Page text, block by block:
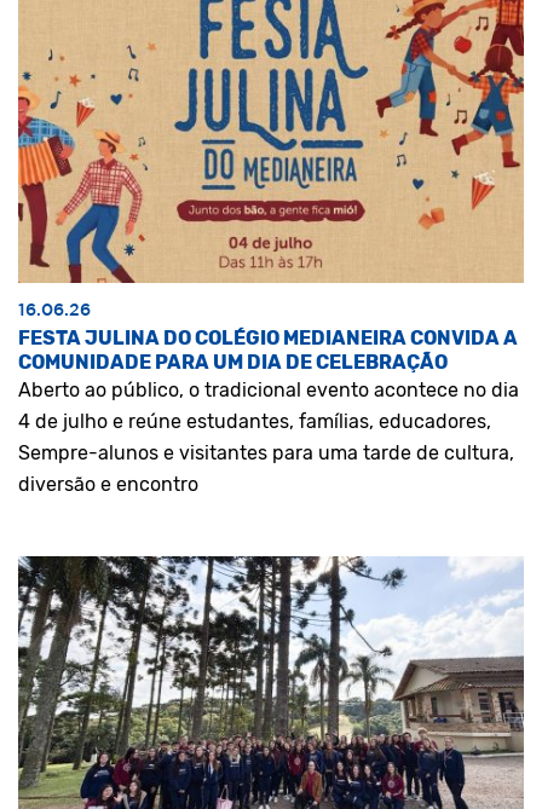
16.06.26
FESTA JULINA DO COLÉGIO MEDIANEIRA CONVIDA A
COMUNIDADE PARA UM DIA DE CELEBRAÇÃO
Aberto ao público, o tradicional evento acontece no dia
4 de julho e reúne estudantes, famílias, educadores,
Sempre-alunos e visitantes para uma tarde de cultura,
diversão e encontro